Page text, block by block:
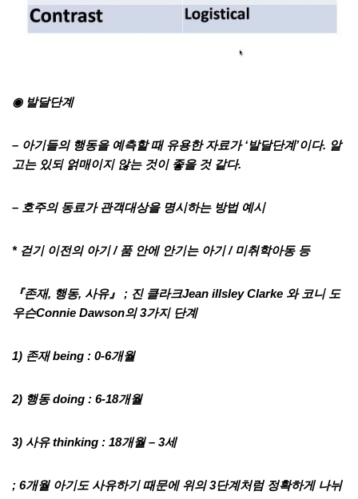
◉ 발달단계
– 아기들의 행동을 예측할 때 유용한 자료가 ‘발달단계’이다. 알
고는 있되 얽매이지 않는 것이 좋을 것 같다.
– 호주의 동료가 관객대상을 명시하는 방법 예시
* 걷기 이전의 아기 / 품 안에 안기는 아기 / 미취학아동 등
『존재, 행동, 사유』
; 진 클라크Jean illsley Clarke 와 코니 도
우슨Connie Dawson의 3가지 단계
1) 존재 being : 0-6개월
2) 행동 doing : 6-18개월
3) 사유 thinking : 18개월 – 3세
; 6개월 아기도 사유하기 때문에 위의 3단계처럼 정확하게 나뉘